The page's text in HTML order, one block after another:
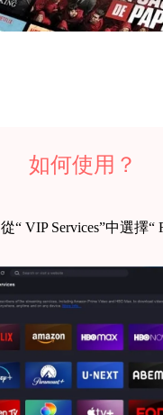
如何使用？
從“ VIP Services”中選擇“